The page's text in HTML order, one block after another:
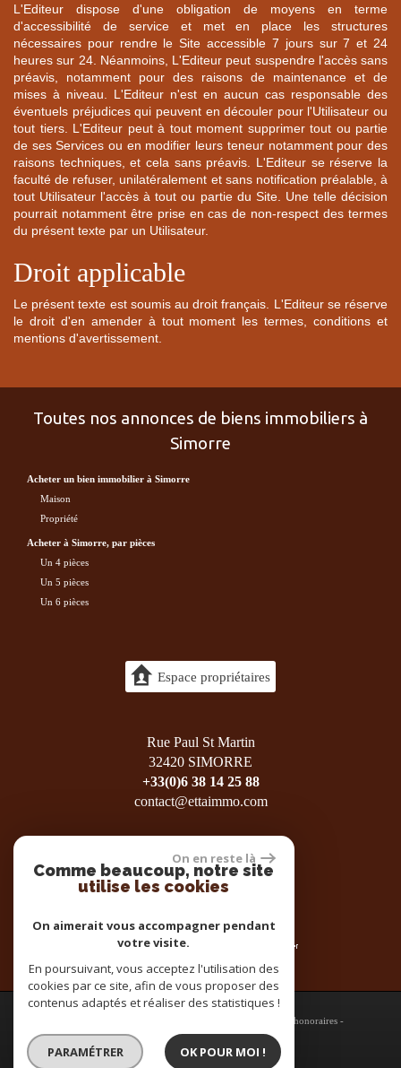
L'Editeur dispose d'une obligation de moyens en terme
d'accessibilité de service et met en place les structures
nécessaires pour rendre le Site accessible 7 jours sur 7 et 24
heures sur 24. Néanmoins, L'Editeur peut suspendre l'accès sans
préavis, notamment pour des raisons de maintenance et de
mises à niveau. L'Editeur n'est en aucun cas responsable des
éventuels préjudices qui peuvent en découler pour l'Utilisateur ou
tout tiers. L'Editeur peut à tout moment supprimer tout ou partie
de ses Services ou en modifier leurs teneur notamment pour des
raisons techniques, et cela sans préavis. L'Editeur se réserve la
faculté de refuser, unilatéralement et sans notification préalable, à
tout Utilisateur l'accès à tout ou partie du Site. Une telle décision
pourrait notamment être prise en cas de non-respect des termes
du présent texte par un Utilisateur.
Droit applicable
Le présent texte est soumis au droit français. L'Editeur se réserve
le droit d'en amender à tout moment les termes, conditions et
mentions d'avertissement.
Toutes nos annonces de biens immobiliers à
Simorre
acheter un bien immobilier à Simorre
maison
propriété
acheter à Simorre, par pièces
Un 4 pièces
Un 5 pièces
Un 6 pièces
Espace propriétaires
Rue Paul St Martin
32420 SIMORRE
+33(0)6 38 14 25 88
contact@ettaimmo.com
Nos honoraires -
Partenaires-Admin-Toutes nos annonces
On en reste là
Comme beaucoup, notre site
utilise les cookies
On aimerait vous accompagner pendant
votre visite.
En poursuivant, vous acceptez l'utilisation des
cookies par ce site, afin de vous proposer des
contenus adaptés et réaliser des statistiques !
PARAMÉTRER OK POUR MOI !